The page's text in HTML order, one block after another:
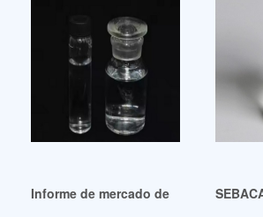
Informe de mercado de plastificantes